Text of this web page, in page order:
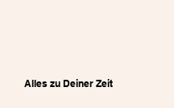
Alles zu Deiner Zeit